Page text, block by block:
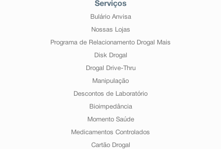
Serviços
Bulário Anvisa
Nossas Lojas
Programa de Relacionamento Drogal Mais
Disk Drogal
Drogal Drive-Thru
Manipulação
Descontos de Laboratório
Bioimpedância
Momento Saúde
Medicamentos Controlados
Cartão Drogal